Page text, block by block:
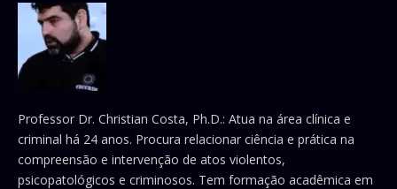
Professor Dr. Christian Costa, Ph.D.: Atua na área clínica e
criminal há 24 anos. Procura relacionar ciência e prática na
compreensão e intervenção de atos violentos,
psicopatológicos e criminosos. Tem formação acadêmica em